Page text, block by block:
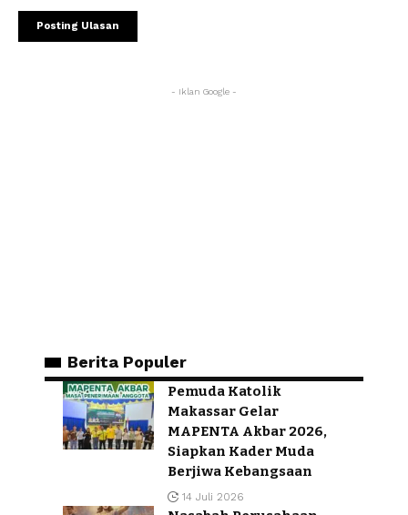
- Iklan Google -
Berita Populer
Pemuda Katolik
Makassar Gelar
MAPENTA Akbar 2026,
Siapkan Kader Muda
Berjiwa Kebangsaan
14 Juli 2026